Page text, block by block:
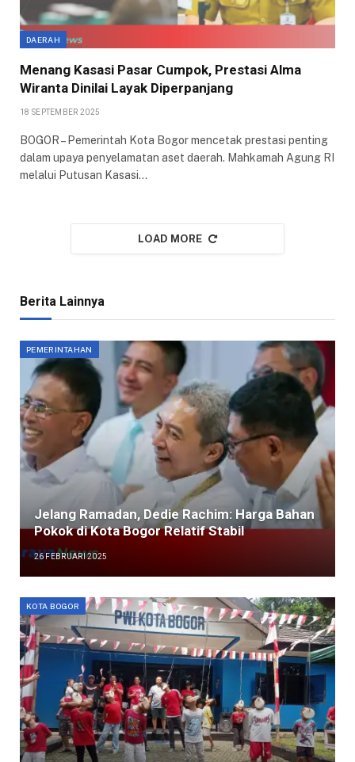
DAERAH
Menang Kasasi Pasar Cumpok, Prestasi Alma
Wiranta Dinilai Layak Diperpanjang
18 SEPTEMBER 2025
BOGOR – Pemerintah Kota Bogor mencetak prestasi penting
dalam upaya penyelamatan aset daerah. Mahkamah Agung RI
melalui Putusan Kasasi…
LOAD MORE
Berita Lainnya
PEMERINTAHAN
Jelang Ramadan, Dedie Rachim: Harga Bahan
Pokok di Kota Bogor Relatif Stabil
26 FEBRUARI 2025
KOTA BOGOR